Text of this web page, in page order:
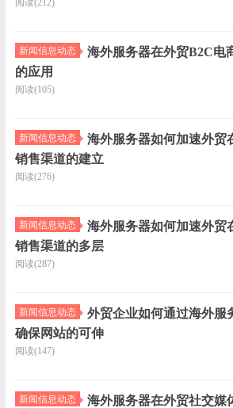
机
邮
箱
系
我
们
优
惠
折
扣
公
司
简
介
新
闻
信
息
动
态
技
术
支
持
负
载
均
衡
新闻信息动态
海外服务器在外贸B2C电
的应用
阅读(105)
新闻信息动态
海外服务器如何加速外贸
销售渠道的建立
阅读(276)
新闻信息动态
海外服务器如何加速外贸
销售渠道的多层
阅读(287)
新闻信息动态
外贸企业如何通过海外服
确保网站的可伸
阅读(147)
新闻信息动态
海外服务器在外贸社交媒